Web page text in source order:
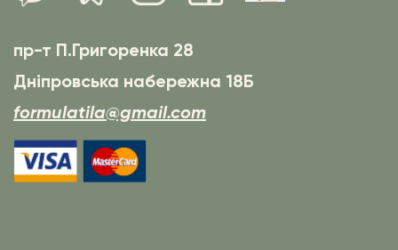
пр-т П.Григоренка 28
Дніпровська набережна 18Б
formulatila@gmail.com